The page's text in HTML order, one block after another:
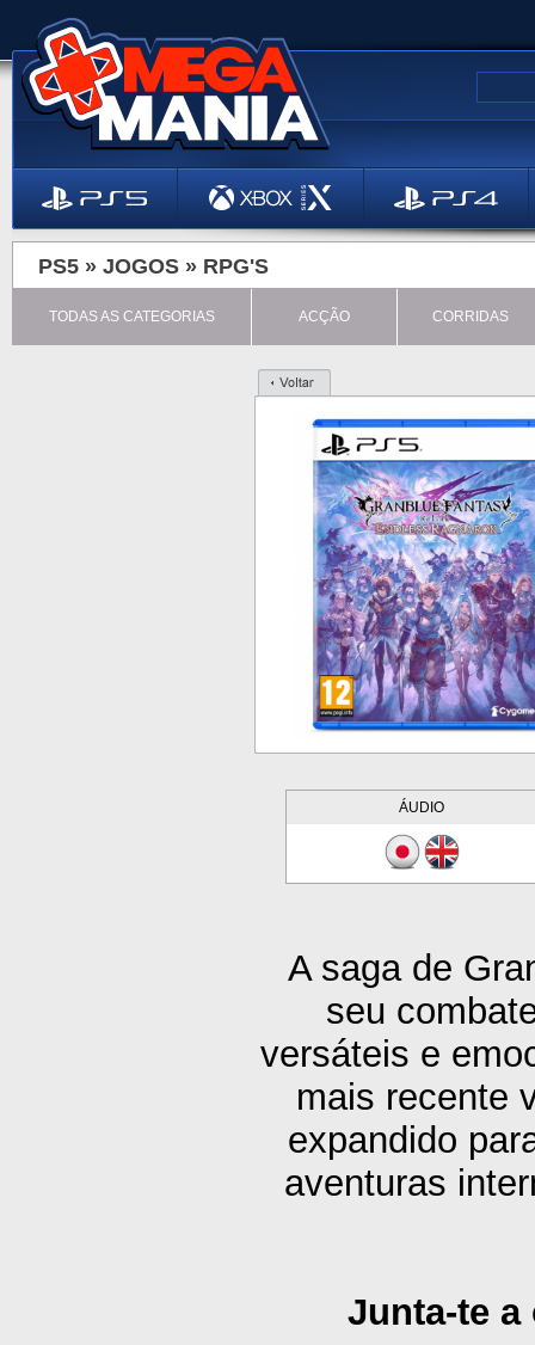
PS5 » JOGOS » RPG'S
TODAS AS CATEGORIAS ACÇÃO CORRIDAS
ÁUDIO
A saga de
seu
versáteis e
mais recente
expandido
aventuras
Junta-te